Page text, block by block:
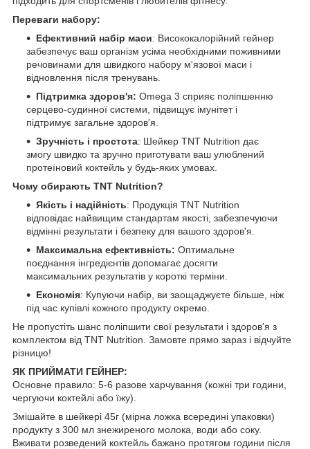
Переваги набору:
Ефективний набір маси: Висококалорійний гейнер
забезпечує ваш організм усіма необхідними поживними
речовинами для швидкого набору м'язової маси і
відновлення після тренувань.
Підтримка здоров'я: Omega 3 сприяє поліпшенню
серцево-судинної системи, підвищує імунітет і
підтримує загальне здоров'я.
Зручність і простота: Шейкер TNT Nutrition дає
змогу швидко та зручно приготувати ваш улюблений
протеїновий коктейль у будь-яких умовах.
Чому обирають TNT Nutrition?
Якість і надійність: Продукція TNT Nutrition
відповідає найвищим стандартам якості, забезпечуючи
відмінні результати і безпеку для вашого здоров'я.
Максимальна ефективність: Оптимальне
поєднання інгредієнтів допомагає досягти
максимальних результатів у короткі терміни.
Економія: Купуючи набір, ви заощаджуєте більше, ніж
під час купівлі кожного продукту окремо.
Не пропустіть шанс поліпшити свої результати і здоров'я з
комплектом від TNT Nutrition. Замовте прямо зараз і відчуйте
різницю!
ЯК ПРИЙМАТИ ГЕЙНЕР:
Основне правило: 5-6 разове харчування (кожні три години,
чергуючи коктейлі або їжу).
Змішайте в шейкері 45г (мірна ложка всередині упаковки)
продукту з 300 мл знежиреного молока, води або соку.
Вживати розведений коктейль бажано протягом години після